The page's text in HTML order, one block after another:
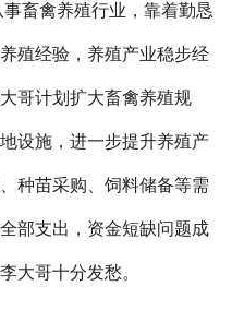
事畜禽养殖行业，靠着勤恳
殖经验，养殖产业稳步经
哥计划扩大畜禽养殖规
设施，进一步提升养殖产
种苗采购、饲料储备等需
部支出，资金短缺问题成
大哥十分发愁。